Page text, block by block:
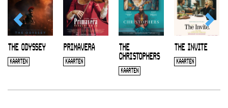
THE ODYSSEY
KAARTEN
PRIMAVERA
KAARTEN
THE
CHRISTOPHERS
KAARTEN
THE INVITE
KAARTEN